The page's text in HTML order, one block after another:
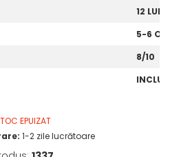
12 LUNI
5-6
8/10
INCLUS
EPUIZAT
1-2 zile lucrătoare